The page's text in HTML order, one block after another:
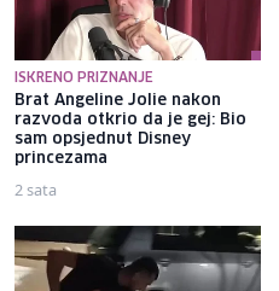
ISKRENO PRIZNANJE
Brat Angeline Jolie nakon
razvoda otkrio da je gej: Bio
sam opsjednut Disney
princezama
2 sata